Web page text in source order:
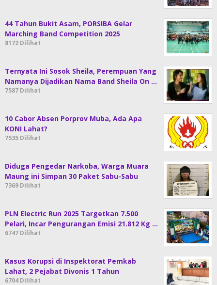
44 Tahun Bukit Asam, PORSIBA Gelar
Marching Band Competition 2025
8172 Dilihat
Ternyata Ini Sosok Sheila, Perempuan Yang
Namanya Dijadikan Nama Band Sheila On …
7587 Dilihat
10 Cabor Absen Porprov Muba, Ada Apa
KONI Lahat?
7535 Dilihat
Diduga Pengedar Narkoba, Warga Muara
Maung ini Simpan 30 Paket Sabu-Sabu
7369 Dilihat
PLN Electric Run 2025 Targetkan 7.500
Pelari, Incar Pengurangan Emisi 21.812 Kg …
6747 Dilihat
Kasus Korupsi di Inspektorat Pemkab
Lahat, 2 Pejabat Divonis 1 Tahun
6704 Dilihat